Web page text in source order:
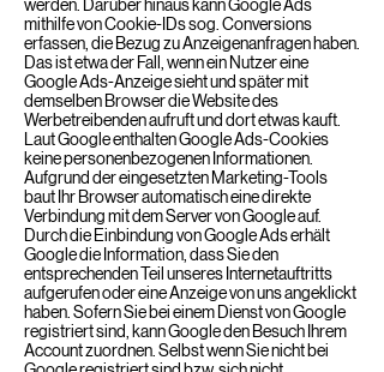
werden. Darüber hinaus kann Google Ads
mithilfe von Cookie-IDs sog. Conversions
erfassen, die Bezug zu Anzeigenanfragen haben.
Das ist etwa der Fall, wenn ein Nutzer eine
Google Ads-Anzeige sieht und später mit
demselben Browser die Website des
Werbetreibenden aufruft und dort etwas kauft.
Laut Google enthalten Google Ads-Cookies
keine personenbezogenen Informationen.
Aufgrund der eingesetzten Marketing-Tools
baut Ihr Browser automatisch eine direkte
Verbindung mit dem Server von Google auf.
Durch die Einbindung von Google Ads erhält
Google die Information, dass Sie den
entsprechenden Teil unseres Internetauftritts
aufgerufen oder eine Anzeige von uns angeklickt
haben. Sofern Sie bei einem Dienst von Google
registriert sind, kann Google den Besuch Ihrem
Account zuordnen. Selbst wenn Sie nicht bei